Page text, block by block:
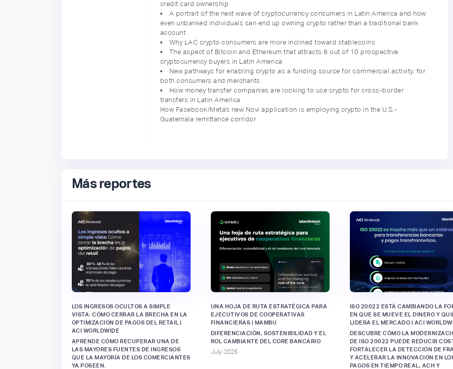
credit card ownership
A portrait of the next wave of cryptocurrency consumers in Latin America and how
even unbanked individuals can end up owning crypto rather than a traditional bank
account
Why LAC crypto consumers are more inclined toward stablecoins
The aspect of Bitcoin and Ethereum that attracts 8 out of 10 prospective
cryptocurrency buyers in Latin America
New pathways for enabling crypto as a funding source for commercial activity, for
both consumers and merchants
How money transfer companies are looking to use crypto for cross-border
transfers in Latin America
How Facebook/Meta’s new Novi application is employing crypto in the U.S.-
Guatemala remittance corridor
Más reportes
LOS INGRESOS OCULTOS A SIMPLE
VISTA: CÓMO CERRAR LA BRECHA EN LA
OPTIMIZACIÓN DE PAGOS DEL RETAIL |
ACI WORLDWIDE
APRENDE CÓMO RECUPERAR UNA DE
LAS MAYORES FUENTES DE INGRESOS
QUE LA MAYORÍA DE LOS COMERCIANTES
YA POSEEN.
UNA HOJA DE RUTA ESTRATÉGICA PARA
EJECUTIVOS DE COOPERATIVAS
FINANCIERAS | MAMBU
DIFERENCIACIÓN, SOSTENIBILIDAD Y EL
ROL CAMBIANTE DEL CORE BANCARIO
July 2026
ISO 20022 ESTÁ CAMBIANDO LA
EN QUE SE MUEVE EL DINERO Y
LIDERA EL MERCADO | ACI
DESCUBRE CÓMO LA
DE ISO 20022 PUEDE REDUCIR
FORTALECER LA DETECCIÓN DE
Y ACELERAR LA INNOVACIÓN EN
PAGOS EN TIEMPO REAL, ACH Y